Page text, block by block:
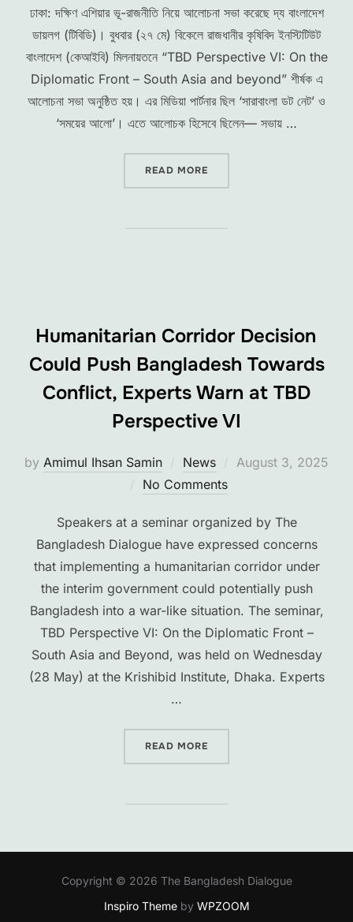
ঢাকা: দক্ষিণ এশিয়ার ভূ-রাজনীতি নিয়ে আলোচনা সভা করেছে দ্য বাংলাদেশ
ডায়লগ (টিবিডি)। বুধবার (২৭ মে) বিকেলে রাজধানীর কৃষিবিদ ইনস্টিটিউট
বাংলাদেশ (কেআইবি) মিলনায়তনে “TBD Perspective VI: On the
Diplomatic Front – South Asia and beyond” শীর্ষক এ
আলোচনা সভা অনুষ্ঠিত হয়। এর মিডিয়া পার্টনার ছিল ‘সারাবাংলা ডট নেট’ ও
‘সময়ের আলো’। এতে আলোচক হিসেবে ছিলেন— সভায় …
READ MORE
Humanitarian Corridor Decision
Could Push Bangladesh Towards
Conflict, Experts Warn at TBD
Perspective VI
by Amimul Ihsan Samin News
Posted
August 3, 2025
No Comments
Speakers at a seminar organized by The
Bangladesh Dialogue have expressed concerns
that implementing a humanitarian corridor under
the interim government could potentially push
Bangladesh into a war-like situation. The seminar,
TBD Perspective VI: On the Diplomatic Front –
South Asia and Beyond, was held on Wednesday
(28 May) at the Krishibid Institute, Dhaka. Experts
…
READ MORE
Copyright © 2026 The Bangladesh Dialogue
Inspiro Themeby WPZOOM